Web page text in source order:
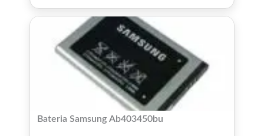
Bateria Samsung Ab403450bu